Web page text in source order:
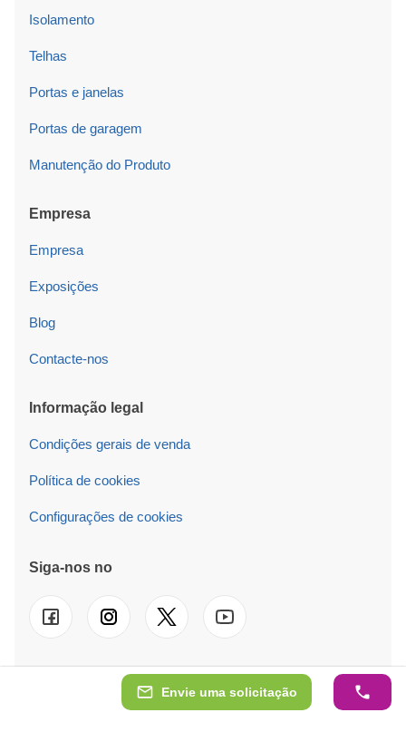
Envie uma solicitação
Isolamento
Telhas
Portas e janelas
Portas de garagem
Manutenção do Produto
Empresa
Empresa
Exposições
Blog
Contacte-nos
Informação legal
Condições gerais de venda
Política de cookies
Configurações de cookies
Siga-nos no
© 2026 Pineca PT LT Também operamos emUK - FR DE-